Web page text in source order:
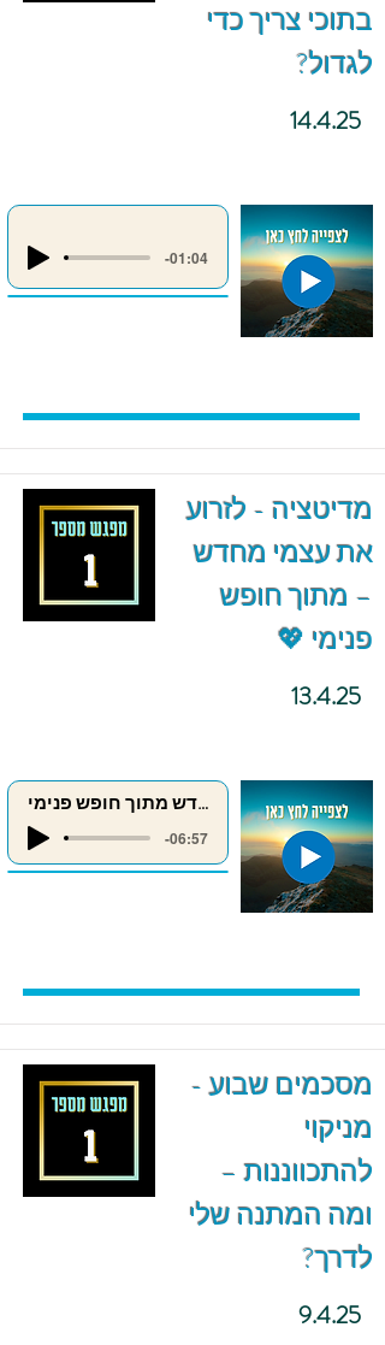
בתוכי צריך כדי
לגדול?
14.4.25
-01:04
מדיטציה - לזרוע
את עצמי מחדש
– מתוך חופש
פנימי 💖
13.4.25
לזרוע את עצמי מחדש מתוך חופש פנימי
-06:57
מסכמים שבוע -
מניקוי
להתכווננות –
ומה המתנה שלי
לדרך?
9.4.25